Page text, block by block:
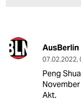
AusBerlin
07.02.2022,
Peng
Akt.